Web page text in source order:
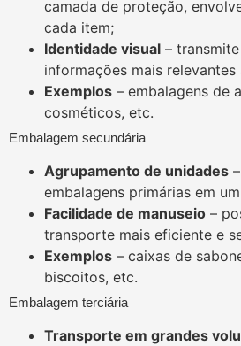
camada de proteção,
cada item;
Identidade visual –
informações mais
Exemplos – embalagens de
cosméticos, etc.
Embalagem secundária
Agrupamento de unidades
embalagens primárias em
Facilidade de manuseio –
transporte mais eficiente e
Exemplos – caixas de
biscoitos, etc.
Embalagem terciária
Transporte em grandes